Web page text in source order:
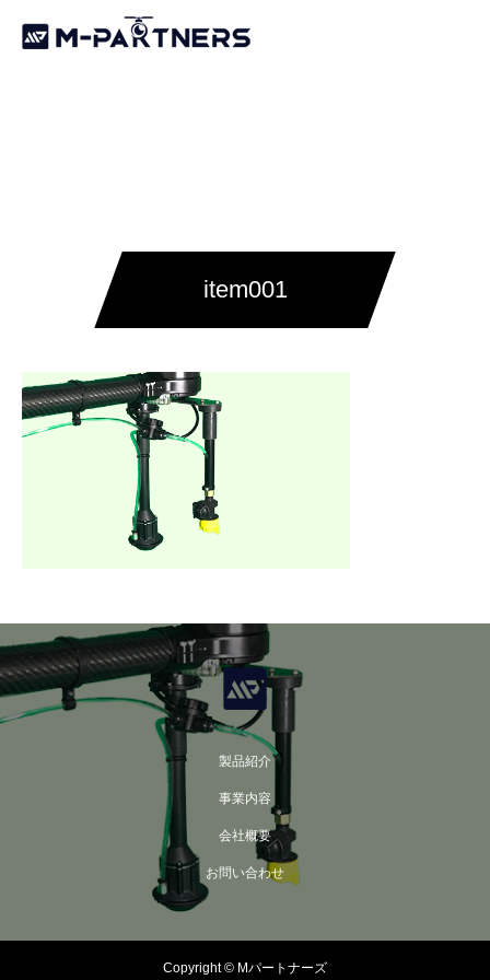
item001
製品紹介
事業内容
会社概要
お問い合わせ
Copyright © Mパートナーズ